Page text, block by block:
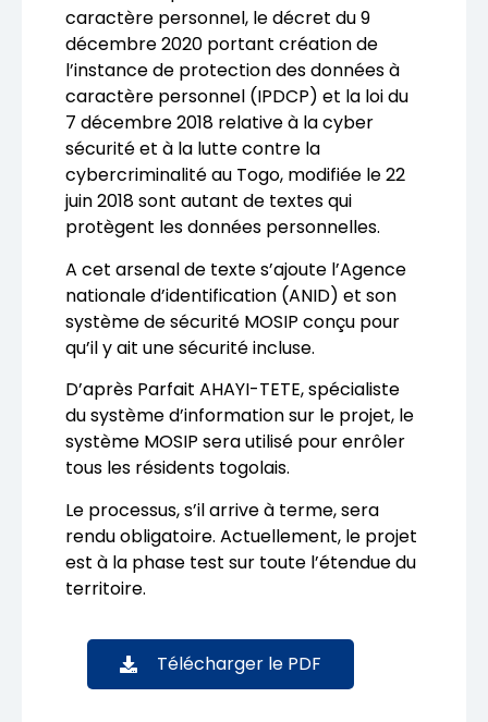
caractère personnel, le décret du 9
décembre 2020 portant création de
l’instance de protection des données à
caractère personnel (IPDCP) et la loi du
7 décembre 2018 relative à la cyber
sécurité et à la lutte contre la
cybercriminalité au Togo, modifiée le 22
juin 2018 sont autant de textes qui
protègent les données personnelles.
A cet arsenal de texte s’ajoute l’Agence
nationale d’identification (ANID) et son
système de sécurité MOSIP conçu pour
qu’il y ait une sécurité incluse.
D’après Parfait AHAYI-TETE, spécialiste
du système d’information sur le projet, le
système MOSIP sera utilisé pour enrôler
tous les résidents togolais.
Le processus, s’il arrive à terme, sera
rendu obligatoire. Actuellement, le projet
est à la phase test sur toute l’étendue du
territoire.
Télécharger le PDF